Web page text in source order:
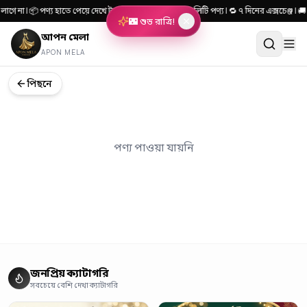
🌃 শুভ রাত্রি!
না | 📦 পণ্য হাতে পেয়ে দেখে টাকা দিন | 🎯 ১০০% কোয়ালিটি পণ্য | 🔁 ৭ দিনের
আপন মেলা
APON MELA
পিছনে
পণ্য পাওয়া যায়নি
জনপ্রিয় ক্যাটাগরি
সবচেয়ে বেশি দেখা ক্যাটাগরি